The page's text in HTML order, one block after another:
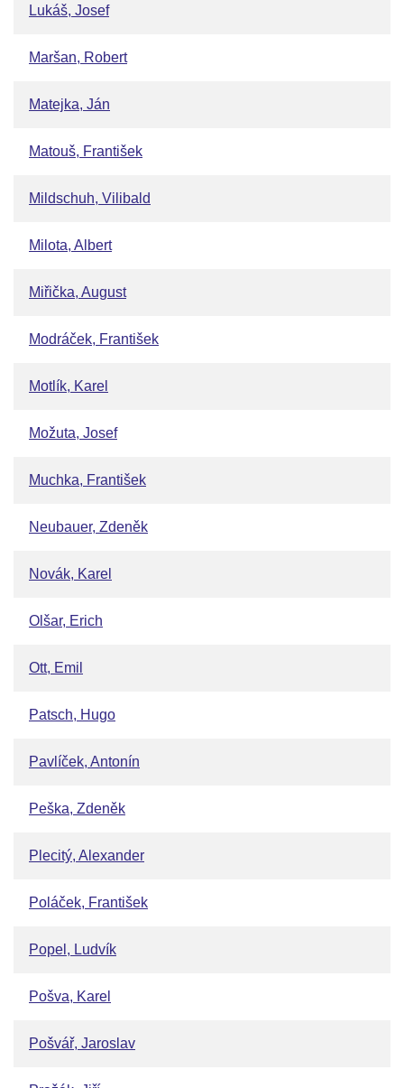
Lukáš, Josef
Maršan, Robert
Matejka, Ján
Matouš, František
Mildschuh, Vilibald
Milota, Albert
Miřička, August
Modráček, František
Motlík, Karel
Možuta, Josef
Muchka, František
Neubauer, Zdeněk
Novák, Karel
Olšar, Erich
Ott, Emil
Patsch, Hugo
Pavlíček, Antonín
Peška, Zdeněk
Plecitý, Alexander
Poláček, František
Popel, Ludvík
Pošva, Karel
Pošvář, Jaroslav